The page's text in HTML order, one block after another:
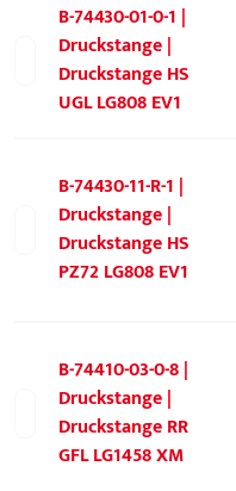
B-74430-01-0-1 |
Druckstange |
Druckstange HS
UGL LG808 EV1
B-74430-11-R-1 |
Druckstange |
Druckstange HS
PZ72 LG808 EV1
B-74410-03-0-8 |
Druckstange |
Druckstange RR
GFL LG1458 XM